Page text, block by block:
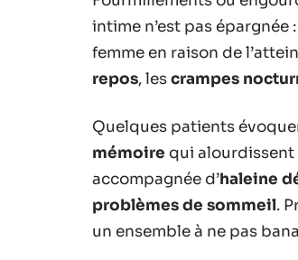
intime n’est pas épargnée :
femme en raison de
repos, lescrampes
Quelques patients
mémoire qui alourdissent
accompagnée d’haleine
problèmes de sommeil.
un ensemble à ne pas